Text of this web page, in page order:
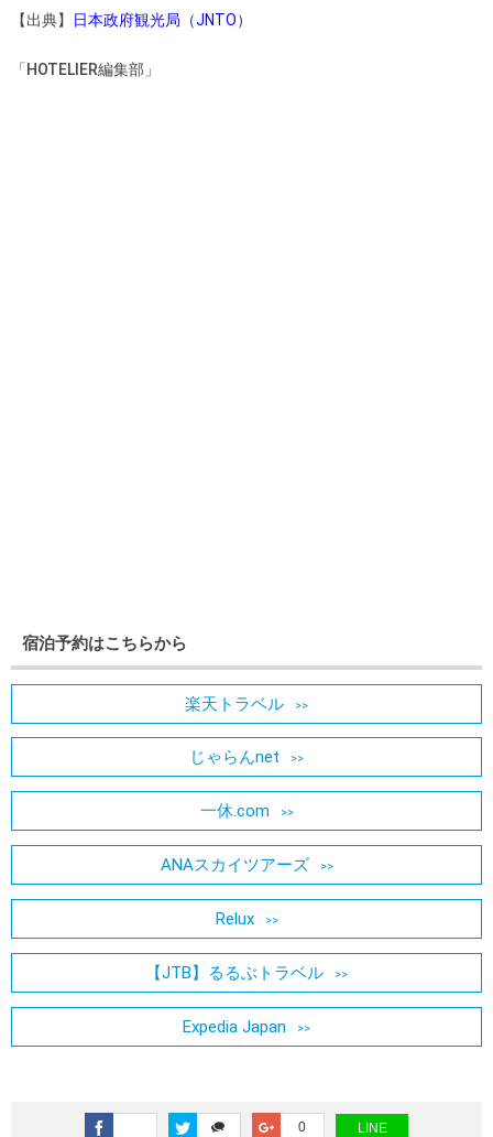
【出典】 日本政府観光局（JNTO）
「HOTELIER編集部」
宿泊予約はこちらから
楽天トラベル
じゃらんnet
一休.com
ANAスカイツアーズ
Relux
【JTB】るるぶトラベル
Expedia Japan
0 LINE